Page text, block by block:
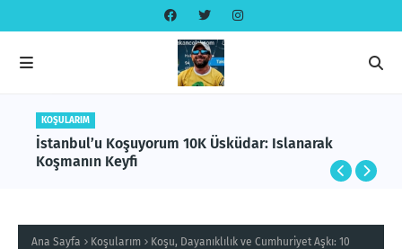
KOŞULARIM
İstanbul’u Koşuyorum 10K Üsküdar: Islanarak
Koşmanın Keyfi
Ana Sayfa Koşularım
Koşu, Dayanıklılık ve Cumhuriyet Aşkı: 10